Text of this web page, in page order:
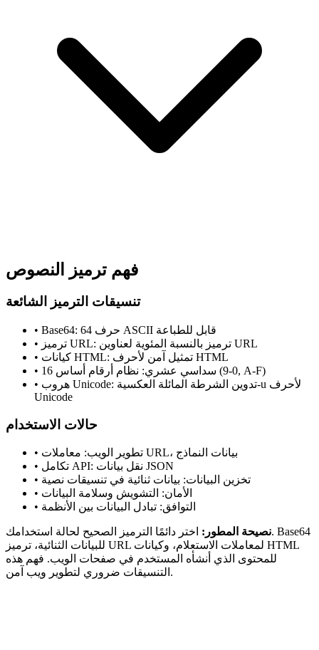
فهم ترميز النصوص
تنسيقات الترميز الشائعة
• Base64: 64 حرف ASCII قابل للطباعة
• ترميز URL: ترميز بالنسبة المئوية لعناوين URL
• كيانات HTML: تمثيل آمن لأحرف HTML
• سداسي عشري: نظام أرقام أساس 16 (0-9, A-F)
• هروب Unicode: تدوين الشرطة المائلة العكسية-u لأحرف
Unicode
حالات الاستخدام
• تطوير الويب: معاملات URL، بيانات النماذج
• تكامل API: نقل بيانات JSON
• تخزين البيانات: بيانات ثنائية في تنسيقات نصية
• الأمان: التشويش وسلامة البيانات
• التوافق: تبادل البيانات بين الأنظمة
نصيحة المطور: اختر دائمًا الترميز الصحيح لحالة استخدامك. Base64
للبيانات الثنائية، ترميز URL لمعاملات الاستعلام، وكيانات HTML
للمحتوى الذي أنشأه المستخدم في صفحات الويب. فهم هذه
التنسيقات ضروري لتطوير ويب آمن.